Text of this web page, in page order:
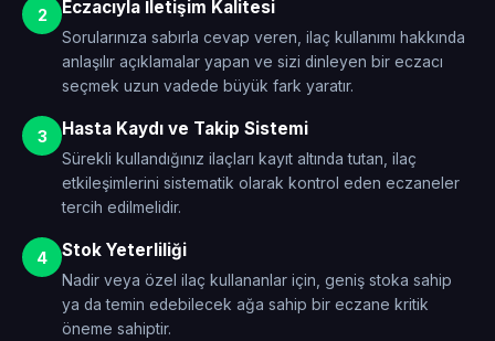
2 Eczacıyla İletişim Kalitesi
Sorularınıza sabırla cevap veren, ilaç kullanımı hakkında
anlaşılır açıklamalar yapan ve sizi dinleyen bir eczacı
seçmek uzun vadede büyük fark yaratır.
3 Hasta Kaydı ve Takip Sistemi
Sürekli kullandığınız ilaçları kayıt altında tutan, ilaç
etkileşimlerini sistematik olarak kontrol eden eczaneler
tercih edilmelidir.
4 Stok Yeterliliği
Nadir veya özel ilaç kullananlar için, geniş stoka sahip
ya da temin edebilecek ağa sahip bir eczane kritik
öneme sahiptir.